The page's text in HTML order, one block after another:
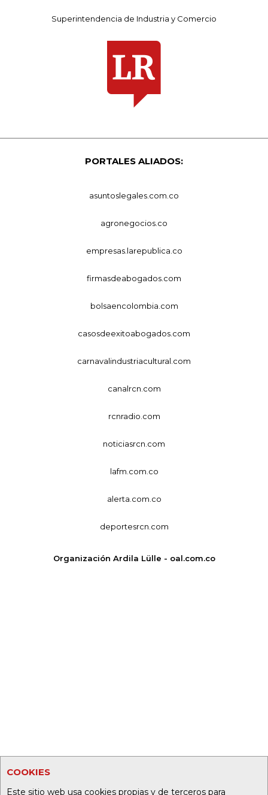
COOKIES
Este sitio web usa cookies propias y de terceros para
Superintendencia de Industria y Comercio
PORTALES ALIADOS:
asuntoslegales.com.co
agronegocios.co
empresas.larepublica.co
firmasdeabogados.com
bolsaencolombia.com
casosdeexitoabogados.com
carnavalindustriacultural.com
canalrcn.com
rcnradio.com
noticiasrcn.com
lafm.com.co
alerta.com.co
deportesrcn.com
Organización Ardila Lülle - oal.com.co